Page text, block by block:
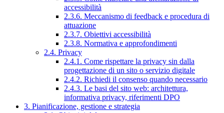
accessibilità
2.3.6. Meccanismo di feedback e procedura di
attuazione
2.3.7. Obiettivi accessibilità
2.3.8. Normativa e approfondimenti
2.4. Privacy
2.4.1. Come rispettare la privacy sin dalla
progettazione di un sito o servizio digitale
2.4.2. Richiedi il consenso quando necessario
2.4.3. Le basi del sito web: architettura,
informativa privacy, riferimenti DPO
3. Pianificazione, gestione e strategia